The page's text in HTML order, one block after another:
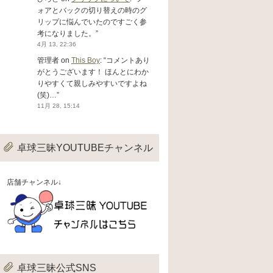
ォアとバックの切り替えの時のグ
リップに悩んでいたのですごく参
考になりました。 ”
4月 13, 22:36
管理者 on This Boy: “コメントあり
がとうございます！ ほんとにわか
りやすくて親しみやすいですよね
(笑)…”
11月 28, 15:14
卓球三昧YOUTUBEチャンネル
店舗チャンネル↓
卓球三昧公式SNS